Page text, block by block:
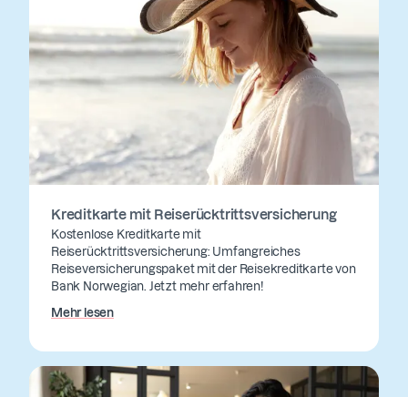
Kreditkarte mit Reiserücktrittsversicherung
Kostenlose Kreditkarte mit
Reiserücktrittsversicherung: Umfangreiches
Reiseversicherungspaket mit der Reisekreditkarte von
Bank Norwegian. Jetzt mehr erfahren!
Mehr lesen